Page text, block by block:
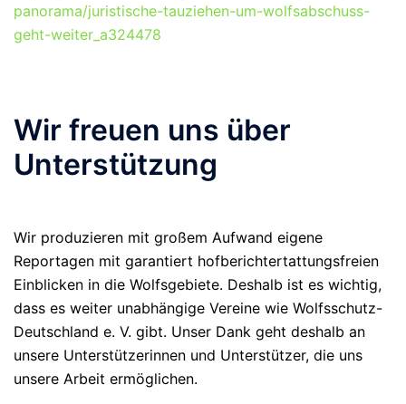
panorama/juristische-tauziehen-um-wolfsabschuss-
geht-weiter_a324478
Wir freuen uns über
Unterstützung
Wir produzieren mit großem Aufwand eigene
Reportagen mit garantiert hofberichtertattungsfreien
Einblicken in die Wolfsgebiete. Deshalb ist es wichtig,
dass es weiter unabhängige Vereine wie Wolfsschutz-
Deutschland e. V. gibt. Unser Dank geht deshalb an
unsere Unterstützerinnen und Unterstützer, die uns
unsere Arbeit ermöglichen.